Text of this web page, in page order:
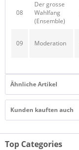
08
Der grosse
Wahlfang
(Ensemble)
09 Moderation
Ähnliche Artikel
Kunden kauften auch
Top Categories